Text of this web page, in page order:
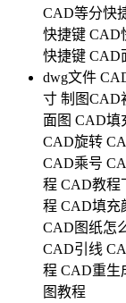
CAD等分快
快捷键 CAD
快捷键 CAD
dwg文件
寸 制图CAD
面图 CAD填
CAD旋转
CAD乘号
程 CAD教程
程 CAD填充
CAD图纸怎
CAD引线
程 CAD重生
图教程